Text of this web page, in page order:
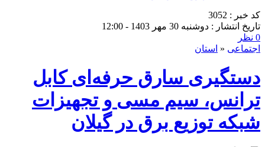
کد خبر : 3052
تاریخ انتشار : دوشنبه 30 مهر 1403 - 12:00
0 نظر
اجتماعی « استان
دستگیری سارق حرفه‌ای كابل
ترانس، سیم مسی و تجهیزات
شبكه توزیع برق در گیلان